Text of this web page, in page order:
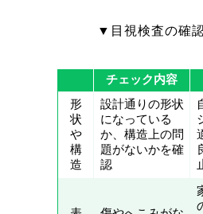
▼目視検査の確
チェック内容
形
状
や
構
造
設計通りの形状
になっている
か、構造上の問
題がないかを確
認